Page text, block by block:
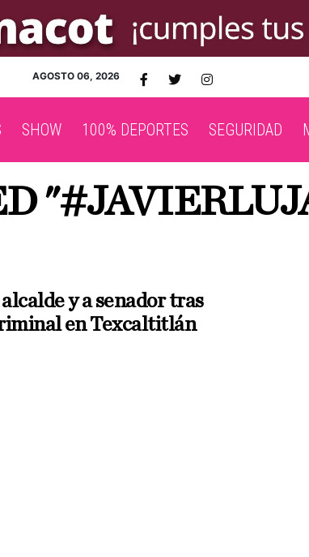
AGOSTO 06, 2026
SHOW 100% DEPORTES SEGURIDAD
y a senador tras
en Texcaltitlán